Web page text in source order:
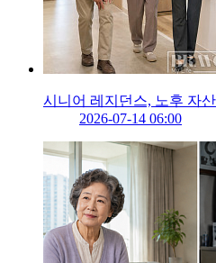
시니어 레지던스, 노후 자
2026-07-14 06:00